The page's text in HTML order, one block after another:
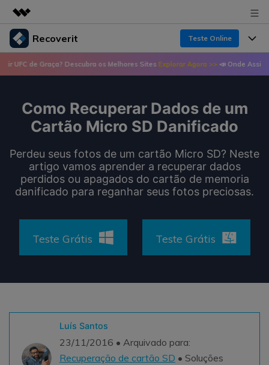
Produtos em destaque
Criatividade digital com IA generativa
Negócios
Visão geral
Soluções
Sobre nós
Sala de imprensa
Loja
Suporte
Recoverit Teste Online
Recoverit para Windows
Uma ferramenta líder de recuperação de dados
Teste Grátis
Recoverit para Mac
Recupere dados ilimitados do sistema Mac
Recoverit Grátis
Recupere dados perdidos/excluídos gratuitamente
Recursos
Recuperar arquivos de mídia
Recuperar arquivos de documentos
Recuperação de dispositivos
Soluções de arquivos
Soluções para computadores
Soluções de backup
Porque Recoverit
Histórias de usuários
Entrar
Teste Online
de Graça? Descubra os Melhores SitesExplorar Agora >> 📣 Onde Assistir UFC
Como Recuperar Dados de um
Cartão Micro SD Danificado
Perdeu seus fotos de um cartão Micro SD? Neste
artigo vamos aprender a recuperar dados
perdidos ou apagados do cartão de memoria
danificado para reganhar seus fotos preciosas.
Teste Grátis Teste Grátis
Luís Santos
23/11/2016 • Arquivado para:
Recuperação de cartão SD • Soluções